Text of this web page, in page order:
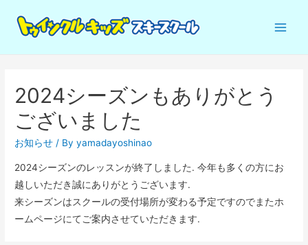
2024シーズンもありがとう
ございました
お知らせ / Byyamadayoshinao
2024シーズンのレッスンが終了しました. 今年も多くの方にお
越しいただき誠にありがとうございます.
来シーズンはスクールの受付場所が変わる予定ですのでまたホ
ームページにてご案内させていただきます.